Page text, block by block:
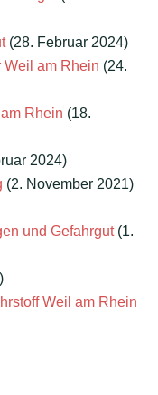
(28. Februar 2024)
Weil am Rhein (24.
Rhein (18.
2024)
(2. November 2021)
und Gefahrgut (1.
Weil am Rhein